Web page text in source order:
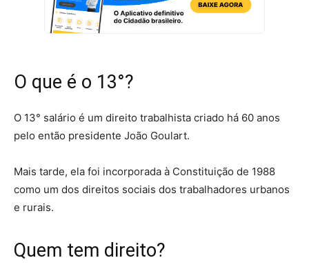
O que é o 13°?
O 13° salário é um direito trabalhista criado há 60 anos
pelo então presidente João Goulart.
Mais tarde, ela foi incorporada à Constituição de 1988
como um dos direitos sociais dos trabalhadores urbanos
e rurais.
Quem tem direito?